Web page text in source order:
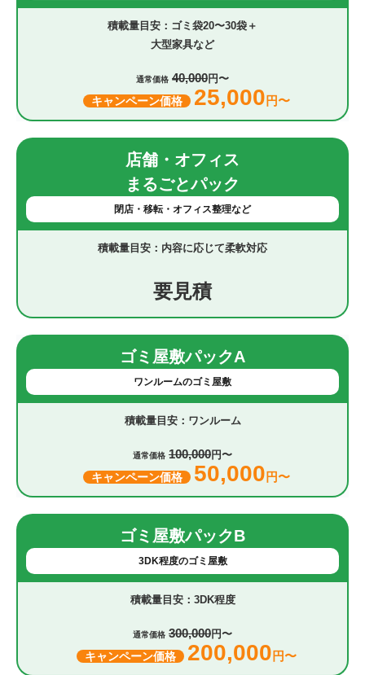
ゴミ袋20〜30袋＋
大型家具など
通常価格 40,000円〜
キャンペーン価格 25,000 円〜
店舗・オフィス
まるごとパック
閉店・移転・オフィス整理など
内容に応じて柔軟対応
要見積
ゴミ屋敷パックA
ワンルームのゴミ屋敷
ワンルーム
通常価格 100,000円〜
キャンペーン価格 50,000 円〜
ゴミ屋敷パックB
3DK程度のゴミ屋敷
3DK程度
通常価格 300,000円〜
キャンペーン価格 200,000 円〜